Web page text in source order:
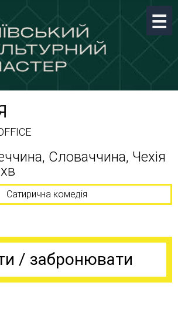
Словаччина, Чехія
Сатирична комедія
/ забронювати